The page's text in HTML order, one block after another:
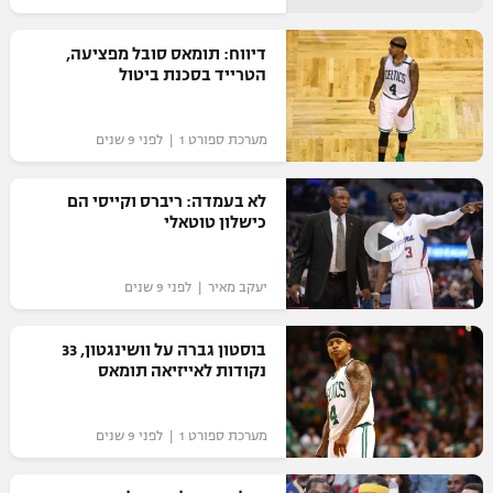
רשיון להקרנה פומבית לבית עסק
הצטרפות לחבילת הערוצים
לוח דרושים – ג'ובנט
תגיות
המגזין
דיווח: תומאס סובל מפציעה,
הטרייד בסכנת ביטול
מערכת ספורט 1 | לפני 9 שנים
לא בעמדה: ריברס וקייסי הם
כישלון טוטאלי
יעקב מאיר | לפני 9 שנים
בוסטון גברה על וושינגטון, 33
נקודות לאייזיאה תומאס
מערכת ספורט 1 | לפני 9 שנים